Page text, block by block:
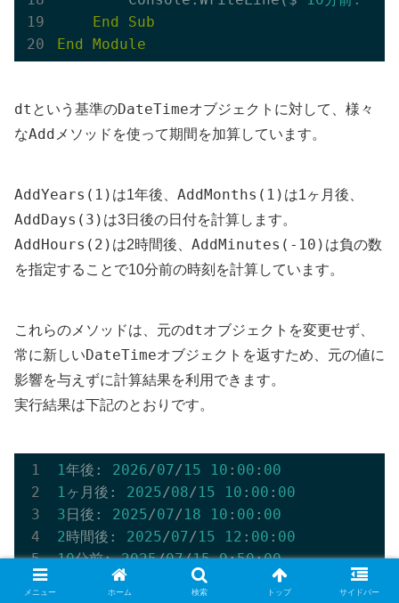
End
Sub
End
Module
dt という基準のDateTimeオブジェクトに対して、様々
なAdd メソッドを使って期間を加算しています。
AddYears(1) は1年後、 AddMonths(1) は1ヶ月後、
AddDays(3) は3日後の日付を計算します。
AddHours(2) は2時間後、 AddMinutes(-10) は負の数
を指定することで10分前の時刻を計算しています。
これらのメソッドは、元のdtオブジェクトを変更せず、
常に新しいDateTimeオブジェクトを返すため、元の値に
影響を与えずに計算結果を利用できます。
実行結果は下記のとおりです。
1年後: 2026/07/15 10 : 00 : 00
1ヶ月後: 2025/08/15 10 : 00 : 00
3 日後: 2025/07/18 10 : 00 : 00
2時間後: 2025/07/15 12 : 00 : 00
10分前: 2025/07/15 9:50:00
メニュー ホーム 検索 トップ サイドバー